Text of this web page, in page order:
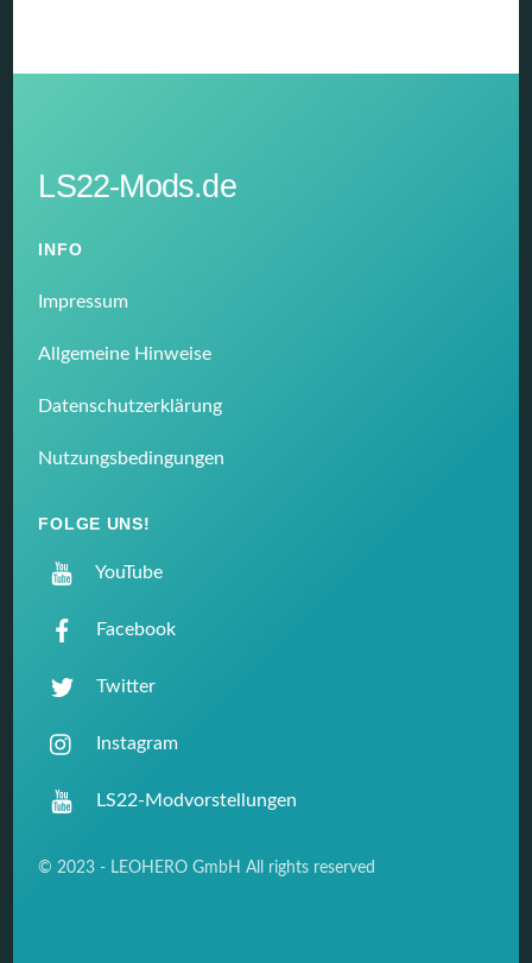
LS22-Mods.de
INFO
Impressum
Allgemeine Hinweise
Datenschutzerklärung
Nutzungsbedingungen
FOLGE UNS!
YouTube
Facebook
Twitter
Instagram
LS22-Modvorstellungen
© 2023 - LEOHERO GmbH All rights reserved